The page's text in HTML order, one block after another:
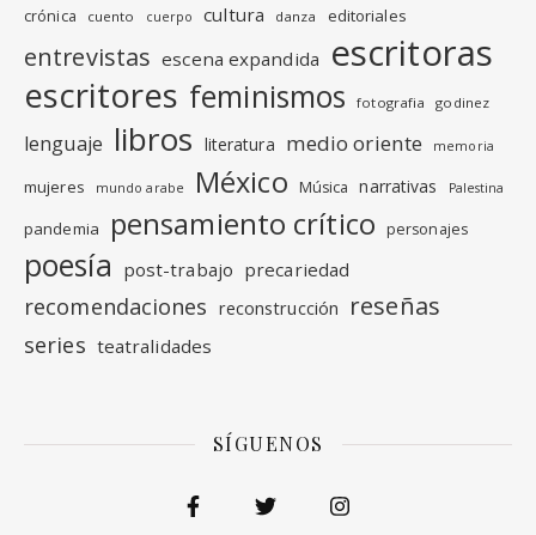
crónica cuento cuerpo cultura danza editoriales
entrevistas escena expandida escritoras
escritores feminismos fotografia godinez
lenguaje libros literatura medio oriente memoria
mujeres mundo arabe México Música narrativas Palestina
pandemia pensamiento crítico personajes
poesía post-trabajo precariedad
recomendaciones reconstrucción reseñas
series teatralidades
SÍGUENOS